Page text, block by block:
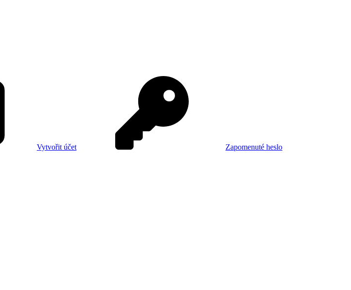
Vytvořit účet Zapomenuté heslo